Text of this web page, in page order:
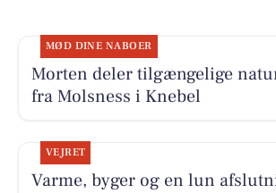
MØD DINE NABOER
Morten deler tilgængelige
fra Molsness i Knebel
VEJRET
Varme, byger og en lun